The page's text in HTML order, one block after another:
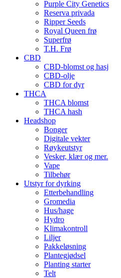
Purple City Genetics
Reserva privada
Ripper Seeds
Royal Queen frø
Superfrø
T.H. Frø
CBD
CBD-blomst og hasj
CBD-olje
CBD for dyr
THCA
THCA blomst
THCA hash
Headshop
Bonger
Digitale vekter
Røykeutstyr
Vesker, klær og mer.
Vape
Tilbehør
Utstyr for dyrking
Etterbehandling
Gromedia
Hus/hage
Hydro
Klimakontroll
Liljer
Pakkeløsning
Plantegjødsel
Planting starter
Telt